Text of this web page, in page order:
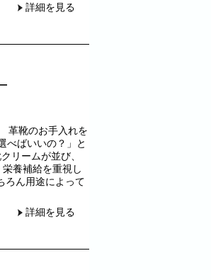
詳細を見る
革靴のお手入れを
べばいいの？」と
リームが並び、
養補給を重視し
ろん用途によって
詳細を見る